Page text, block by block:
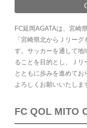
FC延岡AGATAは、宮崎
「宮崎県北からＪリー
す。サッカーを通して地
ることを目的とし、Ｊリ
とともに歩みを進めてお
よろしくお願いいたしま
FC QOL MITO